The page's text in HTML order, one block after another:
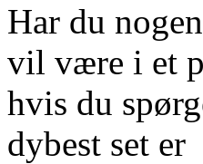
Har du
vil være i et
hvis du
dybest set er